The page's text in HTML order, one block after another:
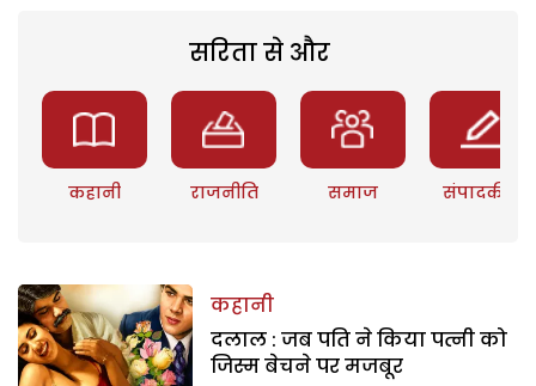
सरिता से और
कहानी राजनीति समाज संपादकीय
कहानी
दलाल : जब पति ने किया पत्नी को
जिस्म बेचने पर मजबूर